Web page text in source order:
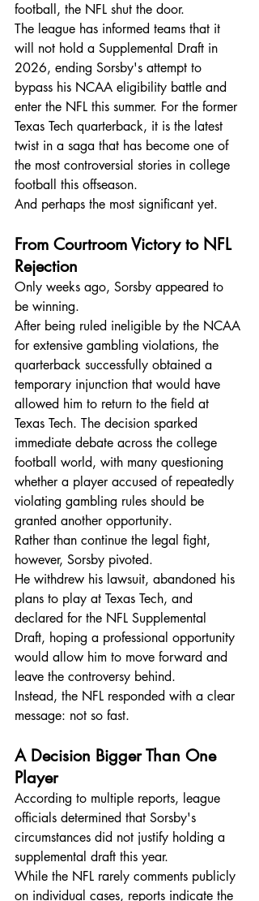
football, the NFL shut the door.
The league has informed teams that it
will not hold a Supplemental Draft in
2026, ending Sorsby's attempt to
bypass his NCAA eligibility battle and
enter the NFL this summer. For the former
Texas Tech quarterback, it is the latest
twist in a saga that has become one of
the most controversial stories in college
football this offseason.
And perhaps the most significant yet.
From Courtroom Victory to NFL
Rejection
Only weeks ago, Sorsby appeared to
be winning.
After being ruled ineligible by the NCAA
for extensive gambling violations, the
quarterback successfully obtained a
temporary injunction that would have
allowed him to return to the field at
Texas Tech. The decision sparked
immediate debate across the college
football world, with many questioning
whether a player accused of repeatedly
violating gambling rules should be
granted another opportunity.
Rather than continue the legal fight,
however, Sorsby pivoted.
He withdrew his lawsuit, abandoned his
plans to play at Texas Tech, and
declared for the NFL Supplemental
Draft, hoping a professional opportunity
would allow him to move forward and
leave the controversy behind.
Instead, the NFL responded with a clear
message: not so fast.
A Decision Bigger Than One
Player
According to multiple reports, league
officials determined that Sorsby's
circumstances did not justify holding a
supplemental draft this year.
While the NFL rarely comments publicly
on individual cases, reports indicate the